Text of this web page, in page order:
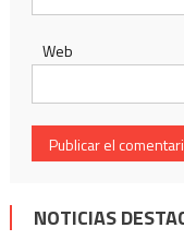
Web
NOTICIAS